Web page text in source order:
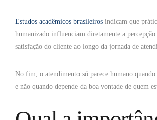
Estudos acadêmicos brasileiros indicam que
humanizado influenciam diretamente a
satisfação do cliente ao longo da jornada de
No fim, o atendimento só parece humano quando
e não quando depende da boa vontade de quem